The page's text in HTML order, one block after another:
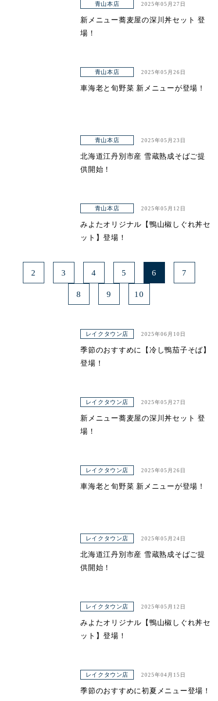
青山本店 2025年05月27日
新メニュー蕎麦屋の深川丼セット 登
場！
青山本店 2025年05月26日
車海老と旬野菜 新メニューが登場！
青山本店 2025年05月23日
北海道江丹別市産 雪蔵熟成そばご提
供開始！
青山本店 2025年05月12日
みよたオリジナル【鴨山椒しぐれ丼セ
ット】登場！
2 3 4 5 6 7
8 9 10
レイクタウン店 2025年06月10日
季節のおすすめに【冷し鴨茄子そば】
登場！
レイクタウン店 2025年05月27日
新メニュー蕎麦屋の深川丼セット 登
場！
レイクタウン店 2025年05月26日
車海老と旬野菜 新メニューが登場！
レイクタウン店 2025年05月24日
北海道江丹別市産 雪蔵熟成そばご提
供開始！
レイクタウン店 2025年05月12日
みよたオリジナル【鴨山椒しぐれ丼セ
ット】登場！
レイクタウン店 2025年04月15日
季節のおすすめに初夏メニュー登場！